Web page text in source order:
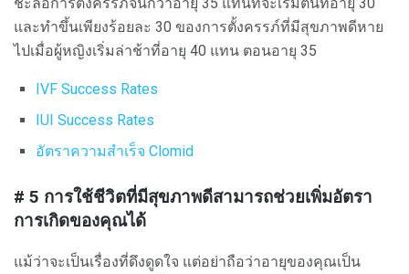
ชะลอการตั้งครรภ์จนกว่าอายุ 35 แทนที่จะเริ่มต้นที่อายุ 30
และทำขึ้นเพียงร้อยละ 30 ของการตั้งครรภ์ที่มีสุขภาพดีหาย
ไปเมื่อผู้หญิงเริ่มล่าช้าที่อายุ 40 แทน ตอนอายุ 35
IVF Success Rates
IUI Success Rates
อัตราความสำเร็จ Clomid
# 5 การใช้ชีวิตที่มีสุขภาพดีสามารถช่วยเพิ่มอัตรา
การเกิดของคุณได้
แม้ว่าจะเป็นเรื่องที่ดึงดูดใจ แต่อย่าถือว่าอายุของคุณเป็น